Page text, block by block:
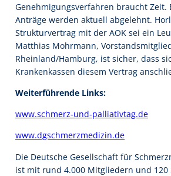
Genehmigungsverfahren braucht Zeit.
Anträge werden aktuell abgelehnt.
Strukturvertrag mit der AOK sei ein
Matthias Mohrmann,
Rheinland/Hamburg, ist sicher, dass
Krankenkassen diesem Vertrag
Weiterführende Links:
www.schmerz-und-palliativtag.de
www.dgschmerzmedizin.de
Die Deutsche Gesellschaft für
ist mit rund 4.000 Mitgliedern und 120